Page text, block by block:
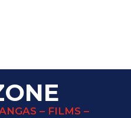
– FILMS –